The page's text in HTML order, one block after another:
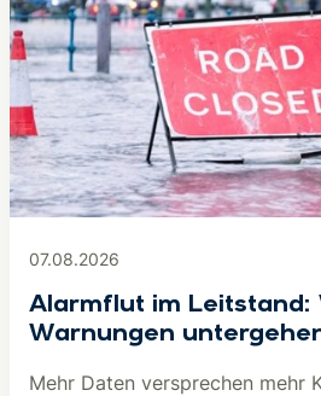
07.08.2026
Alarmflut im Leitstand:
Warnungen
Mehr Daten versprechen mehr